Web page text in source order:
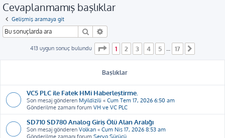
Cevaplanmamış başlıklar
Gelişmiş aramaya git
Ara
413 uygun sonuç bulundu . sayfa (Toplam 17 sayfa)
1 2 3 4 5 17
Başlıklar
VC5 PLC ile Fatek HMi Haberleştirme.
Son mesaj gönderen Myildizili « Cum Tem 17, 2026 6:50 am
Gönderilme zamanı forum VH ve VC PLC
SD710 SD780 Analog Giriş Ölü Alan Aralığı
Son mesaj gönderen Volkan « Cum Nis 17, 2026 8:53 am
Gönderilme zamanı forum Servo Sürücü